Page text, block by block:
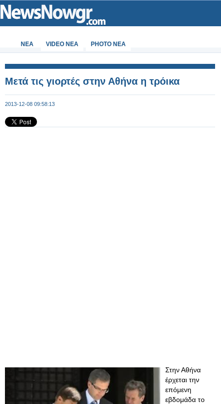
ΝΕΑ VIDEO NEA PHOTO NEA
Μετά τις γιορτές στην Αθήνα η τρόικα
2013-12-08 09:58:13
Στην Αθήνα
έρχεται την
επόμενη
εβδομάδα το